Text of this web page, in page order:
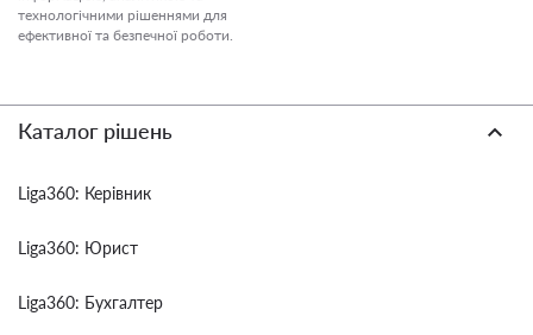
технологічними рішеннями для
ефективної та безпечної роботи.
Каталог рішень
Liga360: Керівник
Liga360: Юрист
Liga360: Бухгалтер